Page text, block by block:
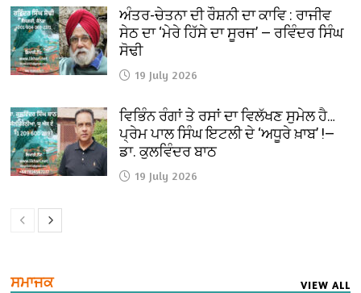
ਅੰਤਰ-ਚੇਤਨਾ ਦੀ ਰੌਸ਼ਨੀ ਦਾ ਕਾਵਿ : ਰਾਜੀਵ
ਸੇਠ ਦਾ ‘ਮੇਰੇ ਹਿੱਸੇ ਦਾ ਸੂਰਜ’ — ਰਵਿੰਦਰ ਸਿੰਘ
ਸੋਢੀ
19 July 2026
ਵਿਭਿੰਨ ਰੰਗਾਂ ਤੇ ਰਸਾਂ ਦਾ ਵਿਲੱਖਣ ਸੁਮੇਲ ਹੈ…
ਪ੍ਰੇਮ ਪਾਲ ਸਿੰਘ ਇਟਲੀ ਦੇ ‘ਅਧੂਰੇ ਖ਼ਾਬ’ !—
ਡਾ. ਕੁਲਵਿੰਦਰ ਬਾਠ
19 July 2026
ਸਮਾਜਕ VIEW ALL